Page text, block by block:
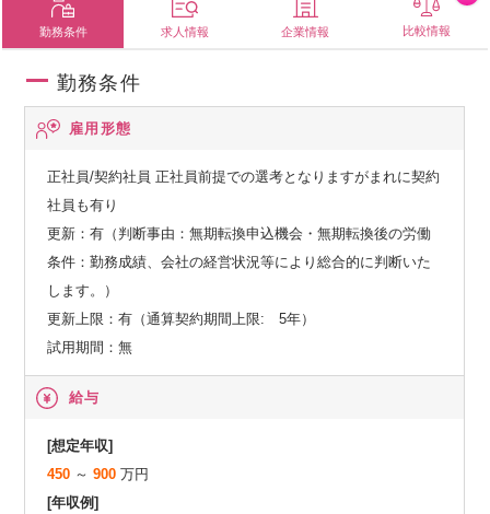
勤務条件 求人情報 企業情報 比較情報
勤務条件
雇用形態
正社員/契約社員 正社員前提での選考となりますがまれに契約
社員も有り
更新：有（判断事由：無期転換申込機会・無期転換後の労働
条件：勤務成績、会社の経営状況等により総合的に判断いた
します。）
更新上限：有（通算契約期間上限: 5年）
試用期間：無
給与
[想定年収]
450 ～900 万円
[年収例]